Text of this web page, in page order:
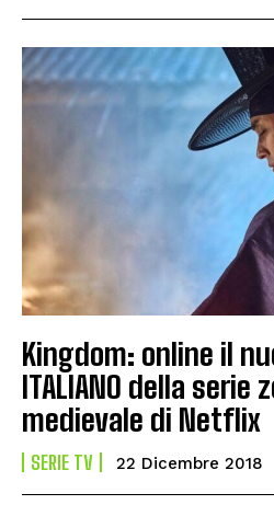
Kingdom: online il
ITALIANO della serie
medievale di Netflix
SERIE TV 22 Dicembre 2018